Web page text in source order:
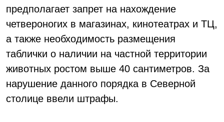
предполагает запрет на нахождение
четвероногих в магазинах, кинотеатрах и ТЦ,
а также необходимость размещения
таблички о наличии на частной территории
животных ростом выше 40 сантиметров. За
нарушение данного порядка в Северной
столице ввели штрафы.